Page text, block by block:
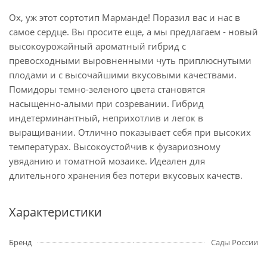
Ох, уж этот сортотип Марманде! Поразил вас и нас в
самое сердце. Вы просите еще, а мы предлагаем - новый
высокоурожайный ароматный гибрид с
превосходными выровненными чуть приплюснутыми
плодами и с высочайшими вкусовыми качествами.
Помидоры темно-зеленого цвета становятся
насыщенно-алыми при созревании. Гибрид
индетерминантный, неприхотлив и легок в
выращивании. Отлично показывает себя при высоких
температурах. Высокоустойчив к фузариозному
увяданию и томатной мозаике. Идеален для
длительного хранения без потери вкусовых качеств.
Характеристики
Бренд
Сады России